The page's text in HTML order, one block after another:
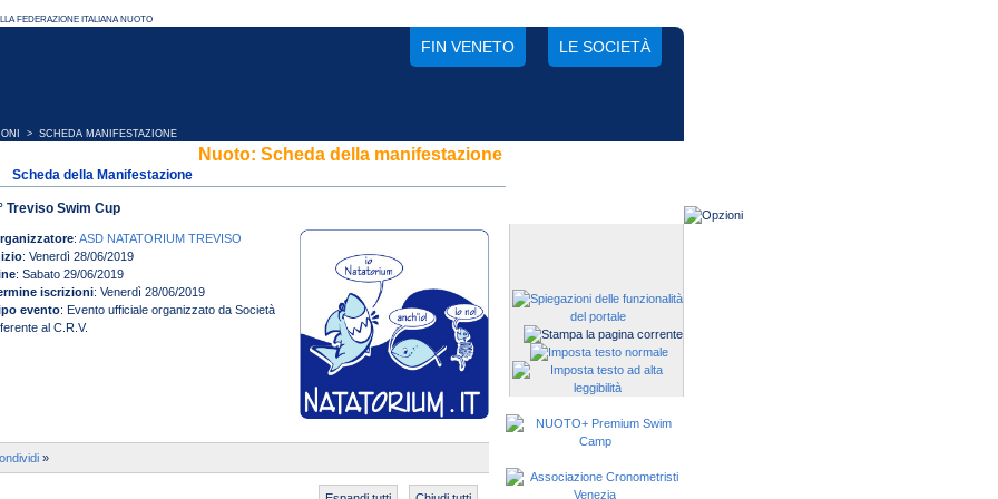
FIN VENETO LE SOCIETÀ
> SCHEDA MANIFESTAZIONE
Nuoto: Scheda della manifestazione
Scheda della Manifestazione
Treviso Swim Cup
: ASD NATATORIUM TREVISO
: Venerdì 28/06/2019
: Sabato 29/06/2019
iscrizioni: Venerdì 28/06/2019
evento: Evento ufficiale organizzato da Società
al C.R.V.
»